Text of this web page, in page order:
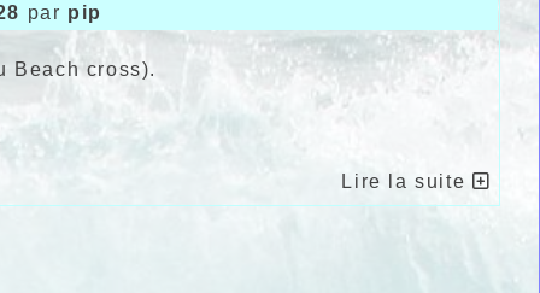
par pip
Beach cross).
Lire la suite